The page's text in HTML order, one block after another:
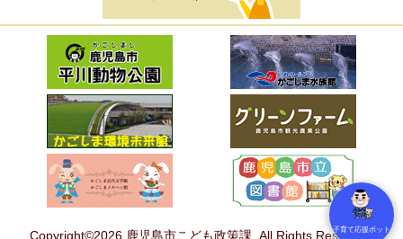
Copyright©2026 鹿児島市こども政策課. All Rights Reserved.
子育て応援ボット